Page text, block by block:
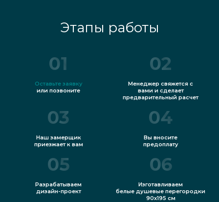
Этапы работы
01
Оставьте заявку
или позвоните
02
Менеджер свяжется с
вами и сделает
предварительный расчет
03
Наш замерщик
приезжает к вам
04
Вы вносите
предоплату
05
Разрабатываем
дизайн-проект
06
Изготавливаем
белые душевые перегородки
90х195 см